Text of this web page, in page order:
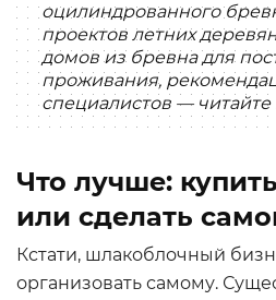
оцилиндрованного
проектов летних
домов из бревна для
проживания,
специалистов —
Что лучше:
или сделать
Кстати, шлакоблочный
организовать самому.